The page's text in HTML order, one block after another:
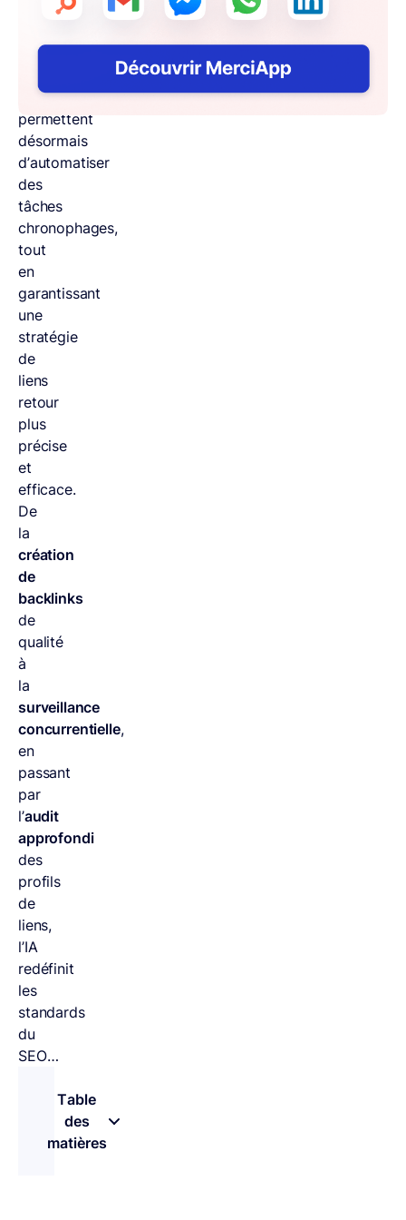
netlinking.
technologies
garde
permettent
désormais
d’automatiser
des
tâches
chronophages,
tout
en
garantissant
une
stratégie
de
liens
retour
plus
précise
et
efficace.
De
la
création
de
backlinks
de
qualité
à
la
surveillance
concurrentielle,
en
passant
par
l’audit
approfondi
des
profils
de
liens,
l’IA
redéfinit
les
standards
du
SEO…
Table
des
matières